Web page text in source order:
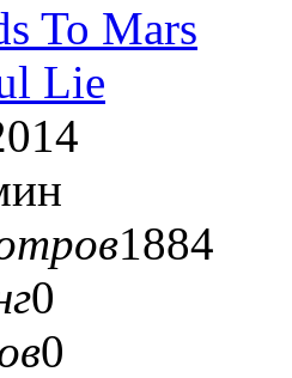
To Mars
Lie
1884
0
0